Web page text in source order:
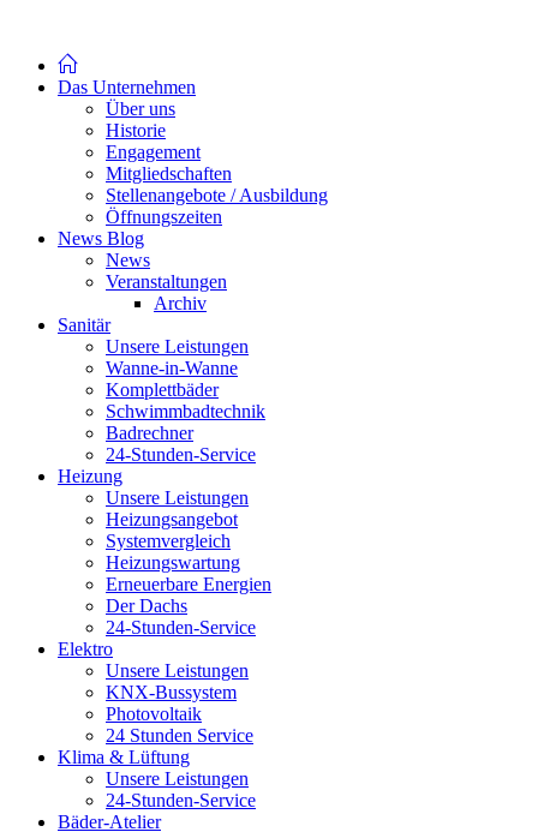
Das Unternehmen
Über uns
Historie
Engagement
Mitgliedschaften
Stellenangebote / Ausbildung
Öffnungszeiten
News Blog
News
Veranstaltungen
Archiv
Sanitär
Unsere Leistungen
Wanne-in-Wanne
Komplettbäder
Schwimmbadtechnik
Badrechner
24-Stunden-Service
Heizung
Unsere Leistungen
Heizungsangebot
Systemvergleich
Heizungswartung
Erneuerbare Energien
Der Dachs
24-Stunden-Service
Elektro
Unsere Leistungen
KNX-Bussystem
Photovoltaik
24 Stunden Service
Klima & Lüftung
Unsere Leistungen
24-Stunden-Service
Bäder-Atelier